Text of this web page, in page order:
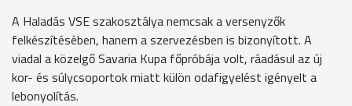
A Haladás VSE szakosztálya nemcsak a versenyzők
felkészítésében, hanem a szervezésben is bizonyított. A
viadal a közelgő Savaria Kupa főpróbája volt, ráadásul az új
kor- és súlycsoportok miatt külön odafigyelést igényelt a
lebonyolítás.